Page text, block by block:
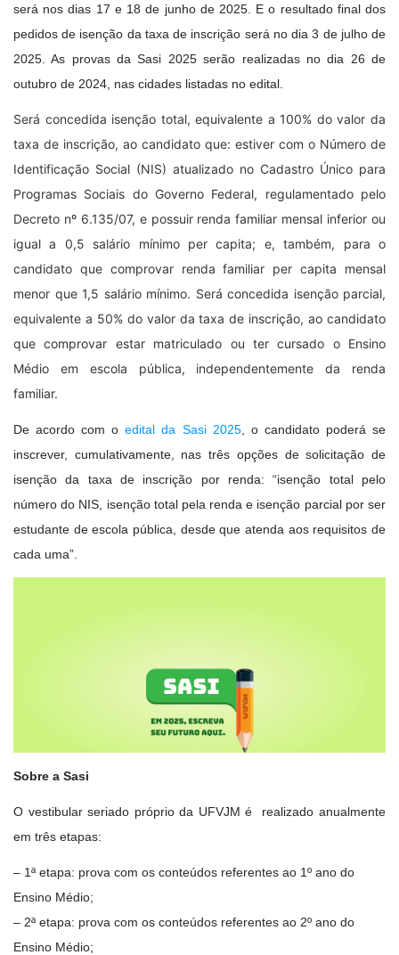
será nos dias 17 e 18 de junho de 2025. E o resultado final dos
pedidos de isenção da taxa de inscrição será no dia 3 de julho de
2025. As provas da Sasi 2025 serão realizadas no dia 26 de
outubro de 2024, nas cidades listadas no edital.
Será concedida isenção total, equivalente a 100% do valor da
taxa de inscrição, ao candidato que: estiver com o Número de
Identificação Social (NIS) atualizado no Cadastro Único para
Programas Sociais do Governo Federal, regulamentado pelo
Decreto nº 6.135/07, e possuir renda familiar mensal inferior ou
igual a 0,5 salário mínimo per capita; e, também, para o
candidato que comprovar renda familiar per capita mensal
menor que 1,5 salário mínimo. Será concedida isenção parcial,
equivalente a 50% do valor da taxa de inscrição, ao candidato
que comprovar estar matriculado ou ter cursado o Ensino
Médio em escola pública, independentemente da renda
familiar.
De acordo com oedital da Sasi 2025, o candidato poderá se
inscrever, cumulativamente, nas três opções de solicitação de
isenção da taxa de inscrição por renda: “isenção total pelo
número do NIS, isenção total pela renda e isenção parcial por ser
estudante de escola pública, desde que atenda aos requisitos de
cada uma”.
Sobre a Sasi
O vestibular seriado próprio da UFVJM é realizado anualmente
em três etapas:
– 1ª etapa: prova com os conteúdos referentes ao 1º ano do
Ensino Médio;
– 2ª etapa: prova com os conteúdos referentes ao 2º ano do
Ensino Médio;